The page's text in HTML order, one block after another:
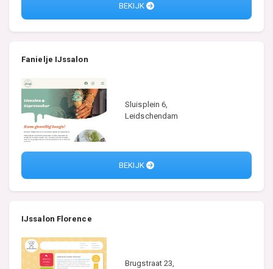
BEKIJK
Fanielje IJssalon
Sluisplein 6,
Leidschendam
BEKIJK
IJssalon Florence
Brugstraat 23,